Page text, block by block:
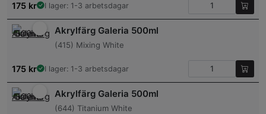
175 kr I lager: 1-3 arbetsdagar
Akrylfärg Galeria 500ml
(415) Mixing White
175 kr I lager: 1-3 arbetsdagar
Akrylfärg Galeria 500ml
(644) Titanium White